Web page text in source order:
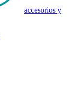
accesorios y